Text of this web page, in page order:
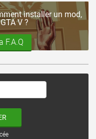
installer un mod,
V ?
F.A.Q